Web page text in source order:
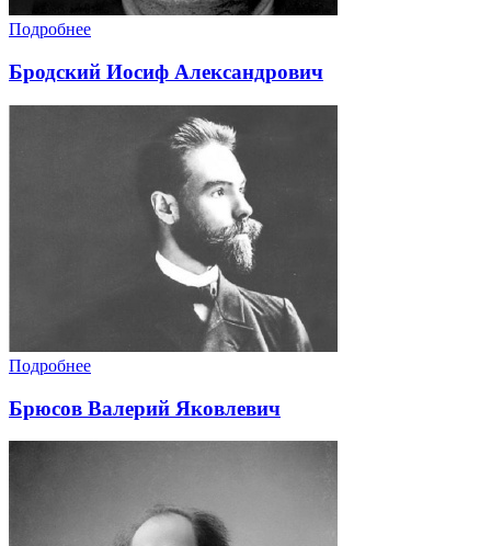
Подробнее
Бродский Иосиф Александрович
Подробнее
Брюсов Валерий Яковлевич